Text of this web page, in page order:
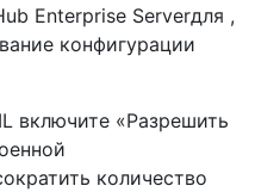
Enterprise Serverдля ,
конфигурации
включите «Разрешить
количество